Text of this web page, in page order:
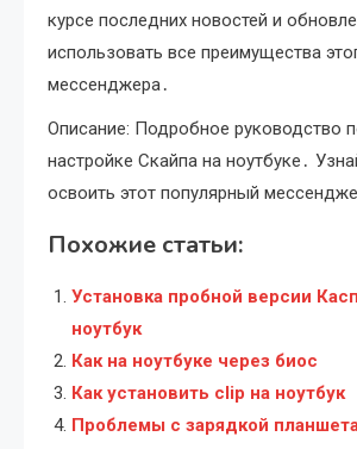
курсе последних новостей и
использовать все преимущества
мессенджера․
Описание: Подробное руководство
настройке Скайпа на ноутбуке․
освоить этот популярный
Похожие статьи:
Установка пробной версии
ноутбук
Как на ноутбуке через биос
Как установить clip на ноутбук
Проблемы с зарядкой